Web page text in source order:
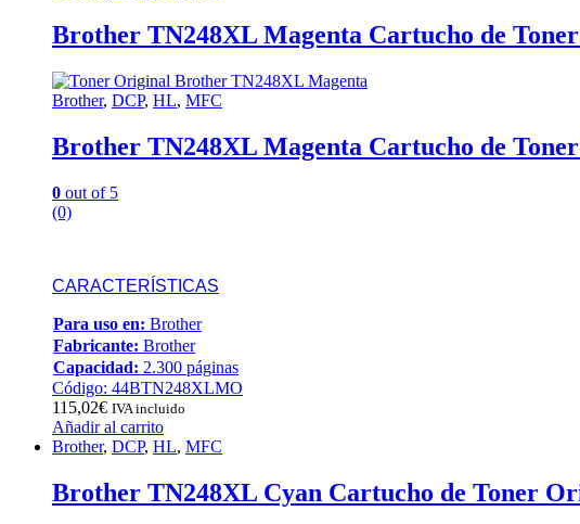
Brother TN248XL Magenta Cartucho de
Brother, DCP, HL, MFC
Brother TN248XL Magenta Cartucho de
0 out of 5
(0)
CARACTERÍSTICAS
Para uso en: Brother
Fabricante: Brother
Capacidad: 2.300 páginas
Código: 44BTN248XLMO
115,02€ IVA incluido
Añadir al carrito
Brother, DCP, HL, MFC
Brother TN248XL Cyan Cartucho de Toner